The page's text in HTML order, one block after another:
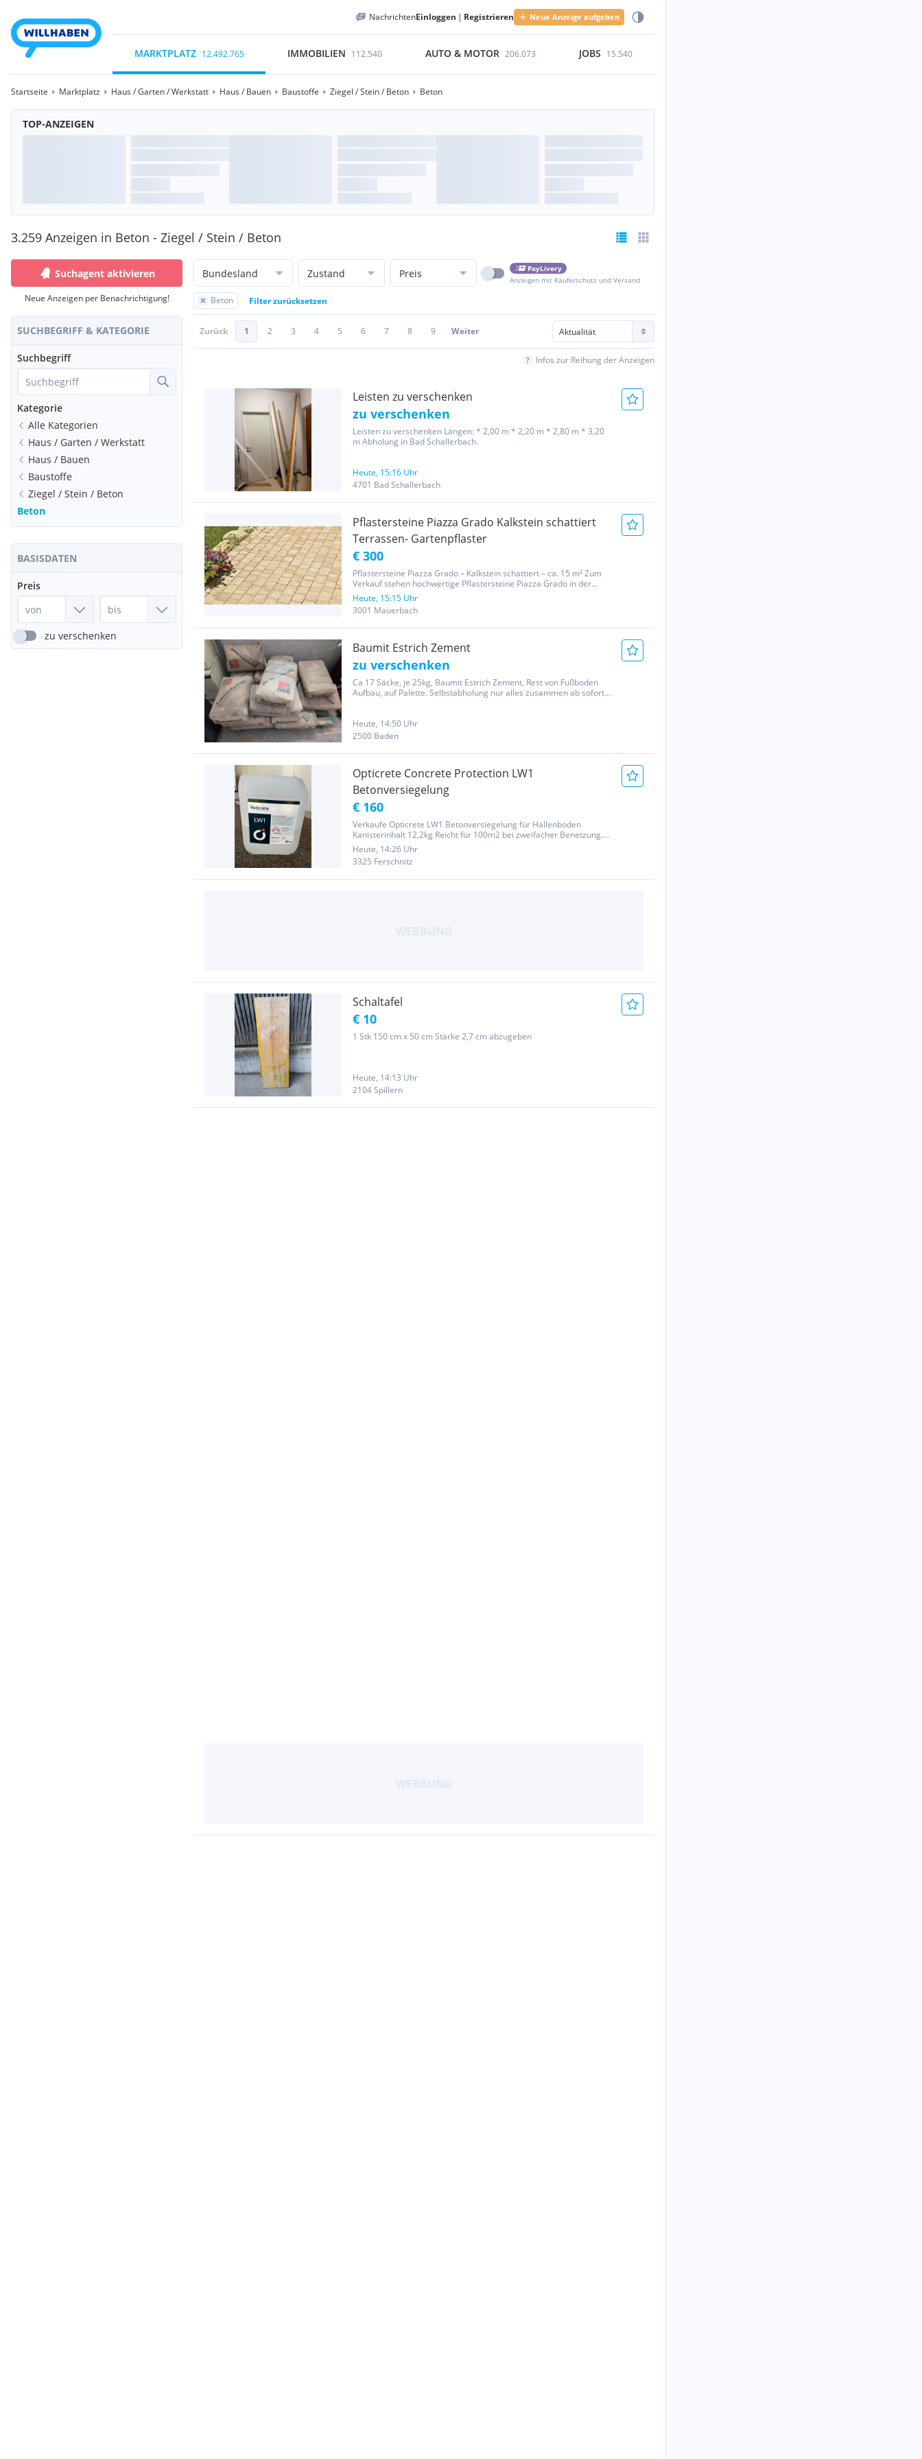
NachrichtenEinloggen | Registrieren Neue Anzeige aufgeben
MARKTPLATZ 12.492.765 IMMOBILIEN 112.540 AUTO & MOTOR 206.073 JOBS 15.540
Startseite Marktplatz Haus / Garten / Werkstatt Haus / Bauen Baustoffe Ziegel / Stein / Beton Beton
TOP-ANZEIGEN
3.259 Anzeigen in Beton - Ziegel / Stein / Beton
Suchagent aktivieren
Neue Anzeigen per Benachrichtigung!
SUCHBEGRIFF & KATEGORIE
Suchbegriff
Kategorie
Alle Kategorien
Haus / Garten / Werkstatt
Haus / Bauen
Baustoffe
Ziegel / Stein / Beton
Beton
BASISDATEN
Preis
zu verschenken
Bundesland Zustand Preis
PayLivery
Anzeigen mit Käuferschutz und Versand
Beton Filter zurücksetzen
Zurück 1 2 3 4 5 6 7 8 9 Weiter
Infos zur Reihung der Anzeigen
Leisten zu verschenken
zu verschenken
Leisten zu verschenken Längen: * 2,00 m * 2,20 m * 2,80 m * 3,20
m Abholung in Bad Schallerbach.
Heute, 15:16 Uhr
4701 Bad Schallerbach
Pflastersteine Piazza Grado Kalkstein schattiert
Terrassen- Gartenpflaster
€ 300
Pflastersteine Piazza Grado – Kalkstein schattiert – ca. 15 m² Zum
Verkauf stehen hochwertige Pflastersteine Piazza Grado in der
Farbe Kalkstein schattiert. Die Piazza Grado Pflastersteine
überzeugen durch ihre edle Natursteinoptik, die unterschiedlichen...
Heute, 15:15 Uhr
3001 Mauerbach
Baumit Estrich Zement
zu verschenken
Ca 17 Säcke, je 25kg, Baumit Estrich Zement, Rest von Fußboden
Aufbau, auf Palette. Selbstabholung nur alles zusammen ab sofort
Heute, 14:50 Uhr
2500 Baden
Opticrete Concrete Protection LW1
Betonversiegelung
€ 160
Verkaufe Opticrete LW1 Betonversiegelung für Hallenboden
Kanisterinhalt 12,2kg Reicht für 100m2 bei zweifacher Benetzung.
Neupreis vom 20kg Kanister war 396€
Heute, 14:26 Uhr
3325 Ferschnitz
Schaltafel
€ 10
1 Stk 150 cm x 50 cm Stärke 2,7 cm abzugeben
Heute, 14:13 Uhr
2104 Spillern